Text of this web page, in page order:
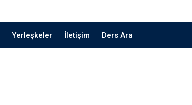
Yerleşkeler İletişim Ders Ara